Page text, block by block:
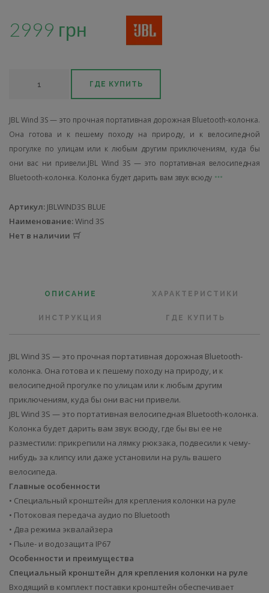
2999 грн
ГДЕ КУПИТЬ
JBL Wind 3S — это прочная портативная дорожная Bluetooth-колонка.
Она готова и к пешему походу на природу, и к велосипедной
прогулке по улицам или к любым другим приключениям, куда бы
они вас ни привели.JBL Wind 3S — это портативная велосипедная
Bluetooth-колонка. Колонка будет дарить вам звук всюду
Артикул: JBLWIND3S BLUE
Наименование:Wind 3S
Нет в наличии
ОПИСАНИЕ ХАРАКТЕРИСТИКИ
ИНСТРУКЦИЯ ГДЕ КУПИТЬ
JBL Wind 3S — это прочная портативная дорожная Bluetooth-
колонка. Она готова и к пешему походу на природу, и к
велосипедной прогулке по улицам или к любым другим
приключениям, куда бы они вас ни привели.
JBL Wind 3S — это портативная велосипедная Bluetooth-колонка.
Колонка будет дарить вам звук всюду, где бы вы ее не
разместили: прикрепили на лямку рюкзака, подвесили к чему-
нибудь за клипсу или даже установили на руль вашего
велосипеда.
Главные особенности
• Специальный кронштейн для крепления колонки на руле
• Потоковая передача аудио по Bluetooth
• Два режима эквалайзера
• Пыле- и водозащита IP67
Особенности и преимущества
Специальный кронштейн для крепления колонки на руле
Входящий в комплект поставки кронштейн обеспечивает